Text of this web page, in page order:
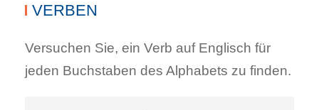
VERBEN
Versuchen Sie, ein Verb auf Englisch für
jeden Buchstaben des Alphabets zu finden.